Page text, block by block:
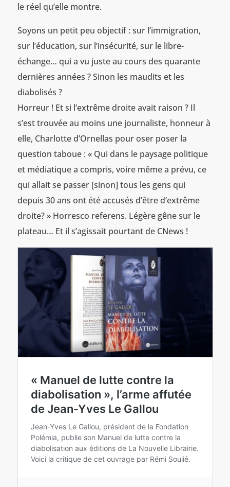
le réel qu’elle montre.
Soyons un petit peu objectif : sur l’immigration,
sur l’éducation, sur l’insécurité, sur le libre-
échange… qui a vu juste au cours des quarante
dernières années ? Sinon les maudits et les
diabolisés ?
Horreur ! Et si l’extrême droite avait raison ? Il
s’est trouvée au moins une journaliste, honneur à
elle, Charlotte d’Ornellas pour oser poser la
question taboue : « Qui dans le paysage politique
et médiatique a compris, voire même a prévu, ce
qui allait se passer [sinon] tous les gens qui
depuis 30 ans ont été accusés d’être d’extrême
droite? » Horresco referens. Légère gêne sur le
plateau… Et il s’agissait pourtant de CNews !